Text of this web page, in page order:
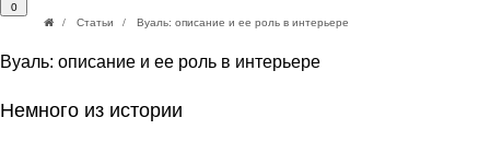
0
Статьи
Вуаль: описание и ее роль в интерьере
Вуаль: описание и ее роль в интерьере
Немного из истории